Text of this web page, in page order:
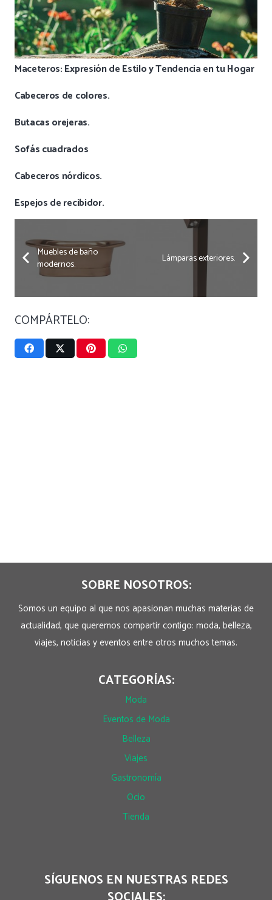
Maceteros: Expresión de Estilo y Tendencia en tu Hogar
Cabeceros de colores.
Butacas orejeras.
Sofás cuadrados
Cabeceros nórdicos.
Espejos de recibidor.
Muebles de baño
modernos.
Lámparas exteriores.
COMPÁRTELO:
SOBRE NOSOTROS:
Somos un equipo al que nos apasionan muchas materias de
actualidad, que queremos compartir contigo: moda, belleza,
viajes, noticias y eventos entre otros muchos temas.
CATEGORÍAS:
Moda
Eventos de Moda
Belleza
Viajes
Gastronomía
Ocio
Tienda
SÍGUENOS EN NUESTRAS REDES